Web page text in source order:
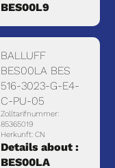
BES00L9
BALLUFF
BES00LA BES
516-3023-G-E4-
C-PU-05
Zolltarifnummer:
85365019
Herkunft: CN
Details about :
BES00LA